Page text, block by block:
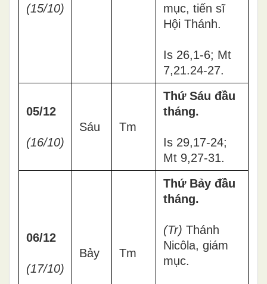
(15/10)
mục, tiến sĩ
Hội Thánh.
Is 26,1-6; Mt
7,21.24-27.
05/12
(16/10)
Sáu Tm
Thứ Sáu đầu
tháng.
Is 29,17-24;
Mt 9,27-31.
06/12
(17/10)
Bảy Tm
Thứ Bảy đầu
tháng.
(Tr) Thánh
Nicôla, giám
mục.